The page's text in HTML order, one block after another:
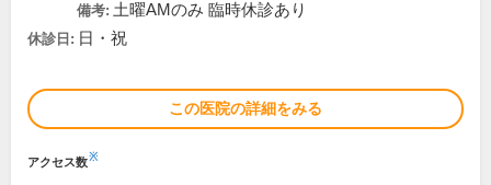
備考: 土曜AMのみ 臨時休診あり
休診日: 日・祝
この医院の詳細をみる
アクセス数※